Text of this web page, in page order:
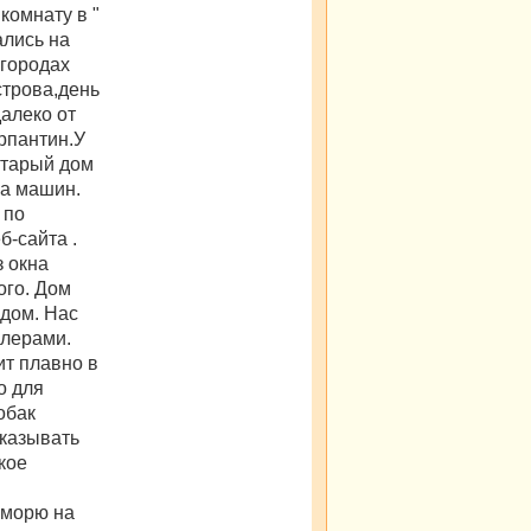
в "
на
от
дом
машин.
по
сайта .
окна
Дом
Нас
плавно в
для
морю на